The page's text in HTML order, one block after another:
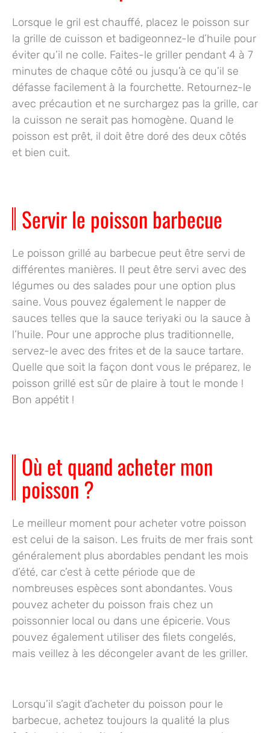
Lorsque le gril est chauffé, placez le poisson sur
la grille de cuisson et badigeonnez-le d’huile pour
éviter qu’il ne colle. Faites-le griller pendant 4 à 7
minutes de chaque côté ou jusqu’à ce qu’il se
défasse facilement à la fourchette. Retournez-le
avec précaution et ne surchargez pas la grille, car
la cuisson ne serait pas homogène. Quand le
poisson est prêt, il doit être doré des deux côtés
et bien cuit.
Servir le poisson barbecue
Le poisson grillé au barbecue peut être servi de
différentes manières. Il peut être servi avec des
légumes ou des salades pour une option plus
saine. Vous pouvez également le napper de
sauces telles que la sauce teriyaki ou la sauce à
l’huile. Pour une approche plus traditionnelle,
servez-le avec des frites et de la sauce tartare.
Quelle que soit la façon dont vous le préparez, le
poisson grillé est sûr de plaire à tout le monde !
Bon appétit !
Où et quand acheter mon
poisson ?
Le meilleur moment pour acheter votre poisson
est celui de la saison. Les fruits de mer frais sont
généralement plus abordables pendant les mois
d’été, car c’est à cette période que de
nombreuses espèces sont abondantes. Vous
pouvez acheter du poisson frais chez un
poissonnier local ou dans une épicerie. Vous
pouvez également utiliser des filets congelés,
mais veillez à les décongeler avant de les griller.
Lorsqu’il s’agit d’acheter du poisson pour le
barbecue, achetez toujours la qualité la plus